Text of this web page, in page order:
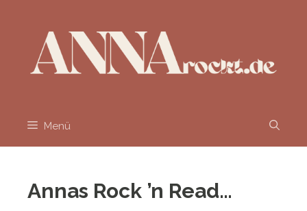
springen
Menü
Annas Rock ’n Read…